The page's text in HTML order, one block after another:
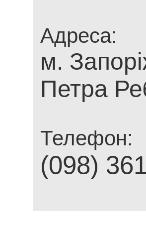
Адреса:
м.
Петра
Телефон:
(098)